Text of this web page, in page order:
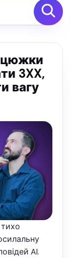
3XX,
вагу
AI.